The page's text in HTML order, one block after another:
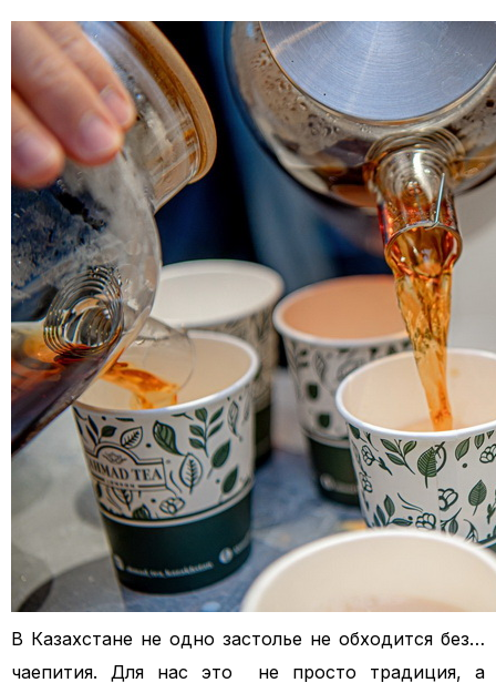
В Казахстане не одно застолье не обходится без…
чаепития. Для нас это не просто традиция, а